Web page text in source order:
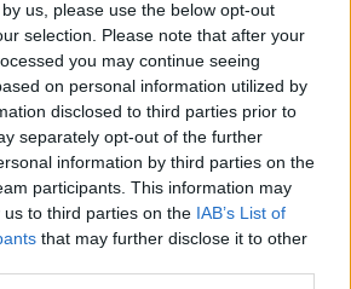
us, please use the below opt-out
selection. Please note that after your
you may continue seeing
on personal information utilized by
disclosed to third parties prior to
separately opt-out of the further
information by third parties on the
participants. This information may
to third parties on the IAB’s List of
that may further disclose it to other
bez zázemí se rychle ocitl na
Neměl nikoho, musel se postarat
o sebe a nakonec mu nezbylo než
se živit prostitucí a drobnými
krádežemi. Právě na ulici byl také
úplňku pokousán a proměněn.
Nedlouho poté jeho pozemský život
skončil.
byl vždy chladný a uzavřený.